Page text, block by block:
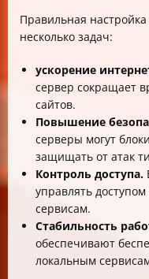
Правильная
несколько задач:
ускорение
сервер сокращает
сайтов.
Повышение
серверы могут
защищать от атак
Контроль доступа.
управлять
сервисам.
Стабильность
обеспечивают
локальным